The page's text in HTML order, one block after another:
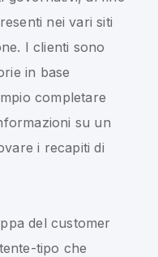
nei vari siti
I clienti sono
in base
completare
su un
i recapiti di
del customer
tipo che